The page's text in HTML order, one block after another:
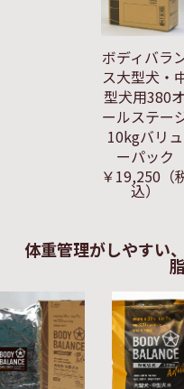
ボディバラ
ス大型犬・
型犬用380オ
ールステー
10kgバリュ
ーパック
￥19,250 （
込）
体重管理がしやすい